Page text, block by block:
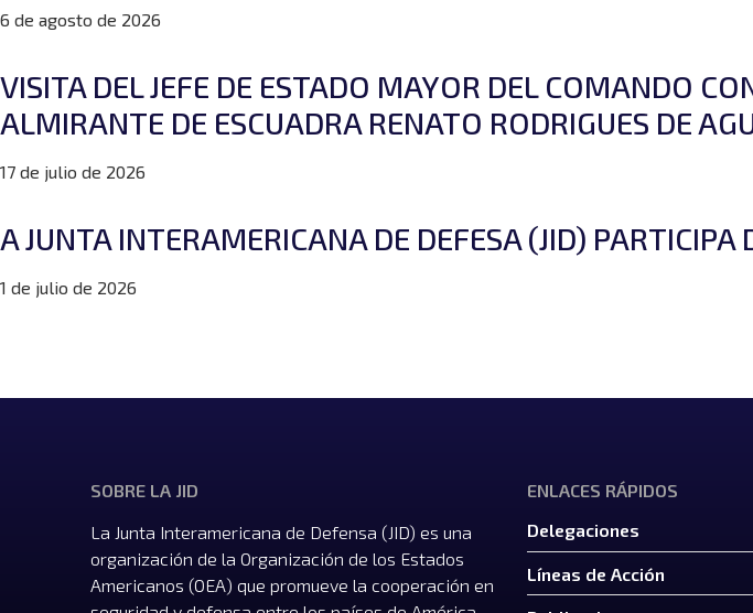
6 de agosto de 2026
VISITA DEL JEFE DE ESTADO MAYOR DEL COMANDO
ALMIRANTE DE ESCUADRA RENATO RODRIGUES DE
17 de julio de 2026
A JUNTA INTERAMERICANA DE DEFESA (JID)
1 de julio de 2026
SOBRE LA JID
La Junta Interamericana de Defensa (JID) es una
organización de la Organización de los Estados
Americanos (OEA) que promueve la cooperación en
ENLACES RÁPIDOS
Delegaciones
Líneas de Acción